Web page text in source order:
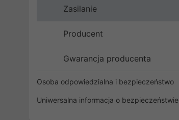
Zasilanie
Producent
Gwarancja producenta
Osoba odpowiedzialna i bezpieczeństwo
Uniwersalna informacja o bezpieczeństwie